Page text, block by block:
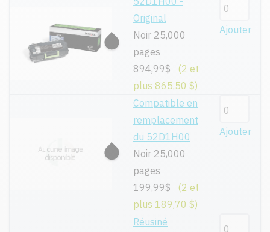
Original
Noir 25,000
pages
894,99$
(2 et
plus 865,50 $)
Ajouter
Compatible en
remplacement
du 52D1H00
Noir 25,000
pages
199,99$
(2 et
plus 189,70 $)
Ajouter
Réusiné